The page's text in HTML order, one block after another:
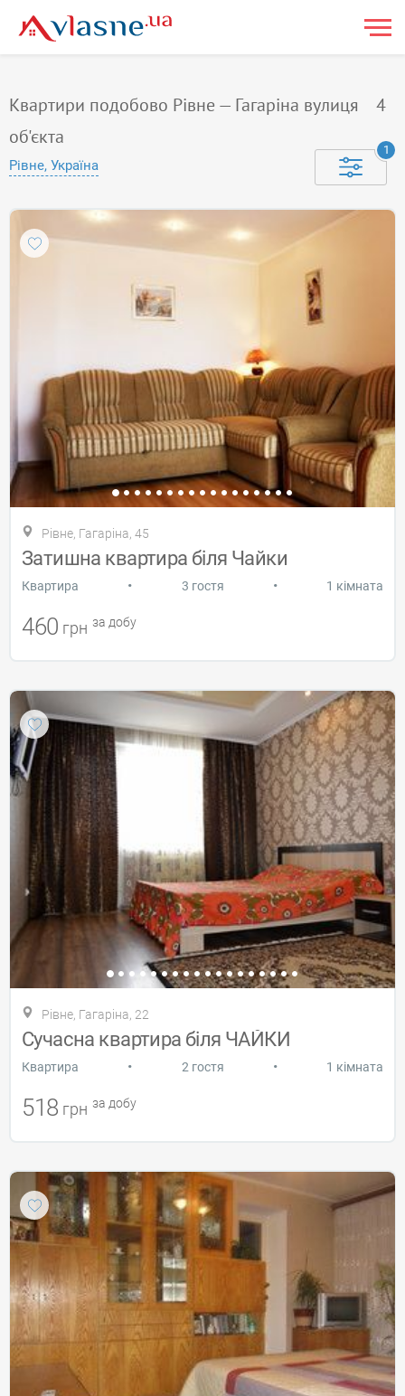
Квартири подобово Рівне — Гагаріна вулиця
4
об'єкта
Рівне, Україна
1
Рівне, Гагаріна, 45
Затишна квартира біля Чайки
Квартира • 3 гостя • 1 кімната
460 грн за добу
Рівне, Гагаріна, 22
Сучасна квартира біля ЧАЙКИ
Квартира • 2 гостя • 1 кімната
518 грн за добу